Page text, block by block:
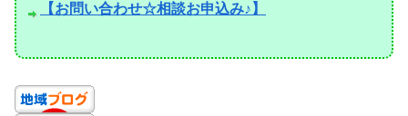
【お問い合わせ☆相談お申込み♪】